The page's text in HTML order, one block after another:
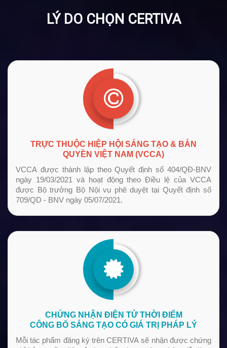
LÝ DO CHỌN CERTIVA
TRỰC THUỘC HIỆP HỘI SÁNG TẠO & BẢN
QUYỀN VIỆT NAM (VCCA)
VCCA được thành lập theo Quyết định số 404/QĐ-BNV
ngày 19/03/2021 và hoạt động theo Điều lệ của VCCA
được Bộ trưởng Bộ Nội vụ phê duyệt tại Quyết định số
709/QD - BNV ngày 05/07/2021.
CHỨNG NHẬN ĐIỆN TỬ THỜI ĐIỂM
CÔNG BỐ SÁNG TẠO CÓ GIÁ TRỊ PHÁP LÝ
Mỗi tác phẩm đăng ký trên CERTIVA sẽ nhận được chứng